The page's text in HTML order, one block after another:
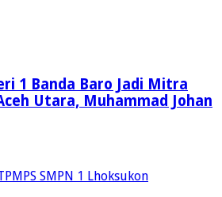
1 Banda Baro Jadi Mitra
Utara, Muhammad Johan